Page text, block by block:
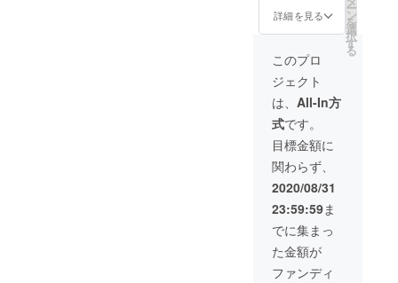
（H41X
W20XD
30cm)
プルン
グホー
ン
(H35X
W28XD
30cm)
鹿
(H34X
W58XD
28cm)
詳細を見る ー
ン
を
選
択
す
る
このプロ
ジェクト
は、 All-In方
式です。
目標金額に
関わらず、
2020/08/31
23:59:59ま
でに集まっ
た金額が
ファンディ